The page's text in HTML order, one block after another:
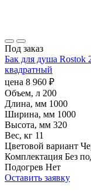
Под заказ
Бак для душа Rostok
квадратный
цена 8 960 ₽
Объем, л 200
Длина, мм 1000
Ширина, мм 1000
Высота, мм 320
Вес, кг 11
Цветовой вариант
Комплектация Без
Подогрев Нет
Оставить заявку